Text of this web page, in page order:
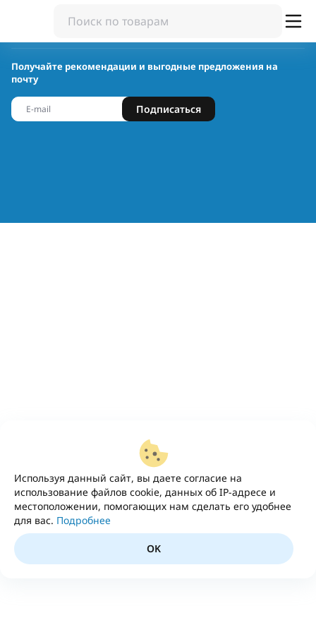
Используя данный сайт, вы даете согласие на
использование файлов cookie, данных об IP-адресе и
местоположении, помогающих нам сделать его удобнее
для вас. Подробнее
OK
Получайте рекомендации и выгодные предложения на
почту
Подписаться